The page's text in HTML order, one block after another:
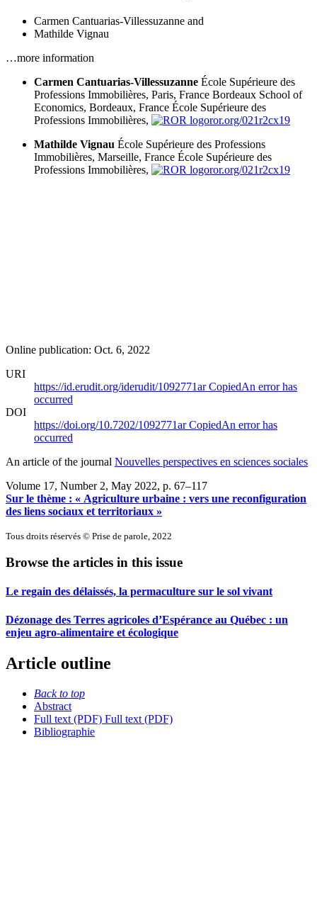
Carmen Cantuarias-Villessuzanne and
Mathilde Vignau
…more information
Carmen Cantuarias-Villessuzanne École Supérieure des
Professions Immobilières, Paris, France Bordeaux School of
Economics, Bordeaux, France École Supérieure des
Professions Immobilières,
ror.org/021r2cx19
Mathilde Vignau École Supérieure des Professions
Immobilières, Marseille, France École Supérieure des
Professions Immobilières,
ror.org/021r2cx19
Online publication: Oct. 6, 2022
URI
https://id.erudit.org/iderudit/1092771arCopiedAn error has
occurred
DOI
https://doi.org/10.7202/1092771arCopiedAn error has
occurred
An article of the journal Nouvelles perspectives en sciences sociales
Volume 17, Number 2, May 2022, p. 67–117
Sur le thème : « Agriculture urbaine : vers une reconfiguration
des liens sociaux et territoriaux »
Tous droits réservés © Prise de parole, 2022
Browse the articles in this issue
Le regain des délaissés, la permaculture sur le sol vivant
Dézonage des Terres agricoles d’Espérance au Québec : un
enjeu agro-alimentaire et écologique
Article outline
Back to top
Abstract
Full text (PDF) Full text (PDF)
Bibliographie